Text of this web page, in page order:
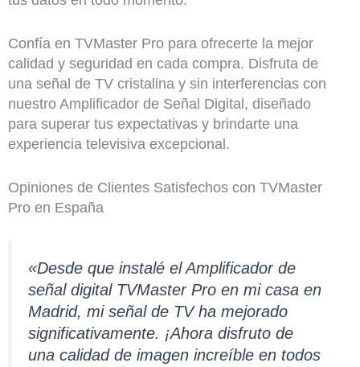
Confía en TVMaster Pro para ofrecerte la mejor
calidad y seguridad en cada compra. Disfruta de
una señal de TV cristalina y sin interferencias con
nuestro Amplificador de Señal Digital, diseñado
para superar tus expectativas y brindarte una
experiencia televisiva excepcional.
Opiniones de Clientes Satisfechos con TVMaster
Pro en España
«Desde que instalé el Amplificador de
señal digital TVMaster Pro en mi casa en
Madrid, mi señal de TV ha mejorado
significativamente. ¡Ahora disfruto de
una calidad de imagen increíble en todos